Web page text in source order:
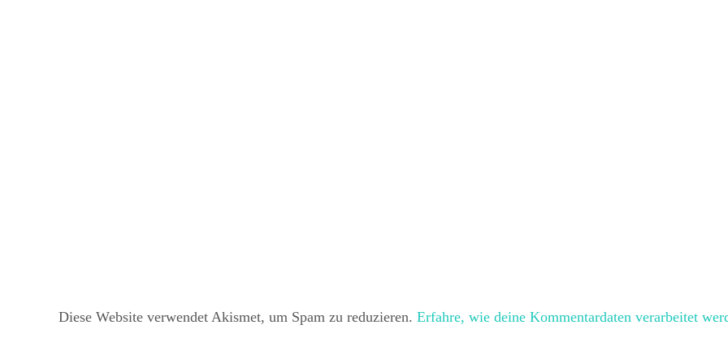
Diese Website verwendet Akismet, um Spam zu reduzieren. Erfahre, wie deine Kommentardaten verarbeitet